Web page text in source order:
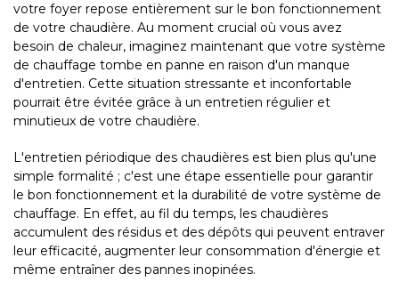
votre foyer repose entièrement sur le bon fonctionnement
de votre chaudière. Au moment crucial où vous avez
besoin de chaleur, imaginez maintenant que votre système
de chauffage tombe en panne en raison d'un manque
d'entretien. Cette situation stressante et inconfortable
pourrait être évitée grâce à un entretien régulier et
minutieux de votre chaudière.
L'entretien périodique des chaudières est bien plus qu'une
simple formalité ; c'est une étape essentielle pour garantir
le bon fonctionnement et la durabilité de votre système de
chauffage. En effet, au fil du temps, les chaudières
accumulent des résidus et des dépôts qui peuvent entraver
leur efficacité, augmenter leur consommation d'énergie et
même entraîner des pannes inopinées.